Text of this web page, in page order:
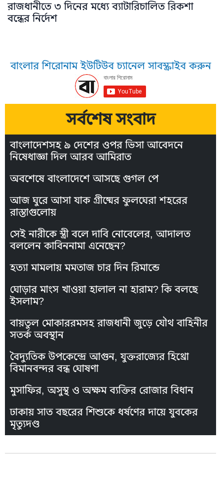
রাজধানীতে ৩ দিনের মধ্যে ব্যাটারিচালিত রিকশা
বন্ধের নির্দেশ
বাংলার শিরোনাম ইউটিউব চ্যানেল সাবস্ক্রাইব করুন
সর্বশেষ সংবাদ
বাংলাদেশসহ ৯ দেশের ওপর ভিসা আবেদনে
নিষেধাজ্ঞা দিল আরব আমিরাত
অবশেষে বাংলাদেশে আসছে গুগল পে
আজ ঘুরে আসা যাক গ্রীষ্মের ফুলঘেরা শহরের
রাস্তাগুলোয়
সেই নারীকে স্ত্রী বলে দাবি নোবেলের, আদালত
বললেন কাবিননামা এনেছেন?
হত্যা মামলায় মমতাজ চার দিন রিমান্ডে
ঘোড়ার মাংস খাওয়া হালাল না হারাম? কি বলছে
ইসলাম?
বায়তুল মোকাররমসহ রাজধানী জুড়ে যৌথ বাহিনীর
সতর্ক অবস্থান
বৈদ্যুতিক উপকেন্দ্রে আগুন, যুক্তরাজ্যের হিথ্রো
বিমানবন্দর বন্ধ ঘোষণা
মুসাফির, অসুস্থ ও অক্ষম ব্যক্তির রোজার বিধান
ঢাকায় সাত বছরের শিশুকে ধর্ষণের দায়ে যুবকের
মৃত্যুদণ্ড